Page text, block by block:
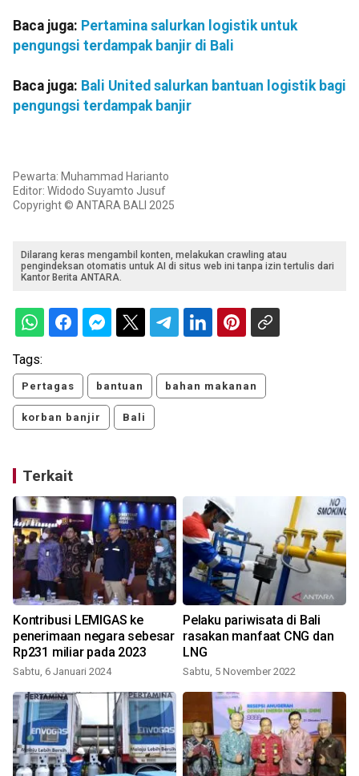
Baca juga: Pertamina salurkan logistik untuk
pengungsi terdampak banjir di Bali
Baca juga: Bali United salurkan bantuan logistik bagi
pengungsi terdampak banjir
Pewarta: Muhammad Harianto
Editor: Widodo Suyamto Jusuf
Copyright © ANTARA BALI 2025
Dilarang keras mengambil konten, melakukan crawling atau
pengindeksan otomatis untuk AI di situs web ini tanpa izin tertulis dari
Kantor Berita ANTARA.
Tags:
Pertagas bantuan bahan makanan
korban banjir Bali
Terkait
Kontribusi LEMIGAS ke
penerimaan negara sebesar
Rp231 miliar pada 2023
Sabtu, 6 Januari 2024
Pelaku pariwisata di Bali
rasakan manfaat CNG dan
LNG
Sabtu, 5 November 2022